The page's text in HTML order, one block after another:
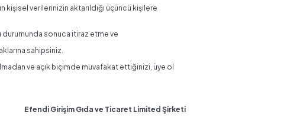
verilerinizin aktarıldığı üçüncü kişilere
durumunda sonuca itiraz etme ve
sahipsiniz.
ve açık biçimde muvafakat ettiğinizi, üye ol
Efendi Girişim Gıda ve Ticaret Limited Şirketi